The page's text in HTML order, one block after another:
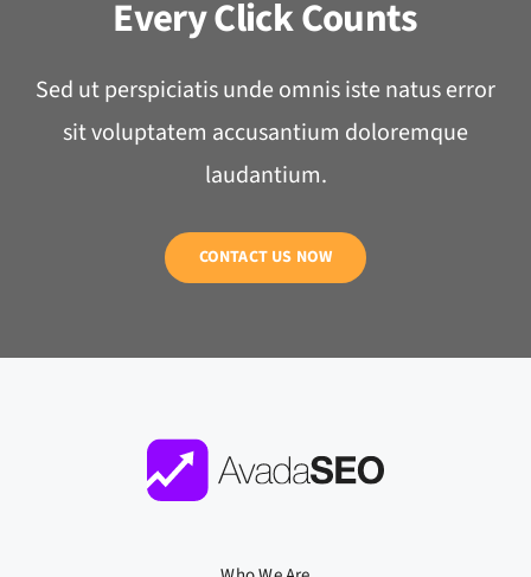
Every Click Counts
Sed ut perspiciatis unde omnis iste natus error
sit voluptatem accusantium doloremque
laudantium.
CONTACT US NOW